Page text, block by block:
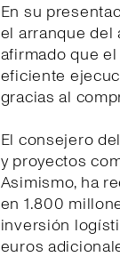
En su
el arranque del
afirmado que
eficiente
gracias al
El consejero
y proyectos
Asimismo, ha
en 1.800
inversión
euros